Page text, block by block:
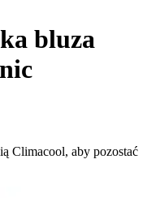
bluza
Climacool, aby pozostać